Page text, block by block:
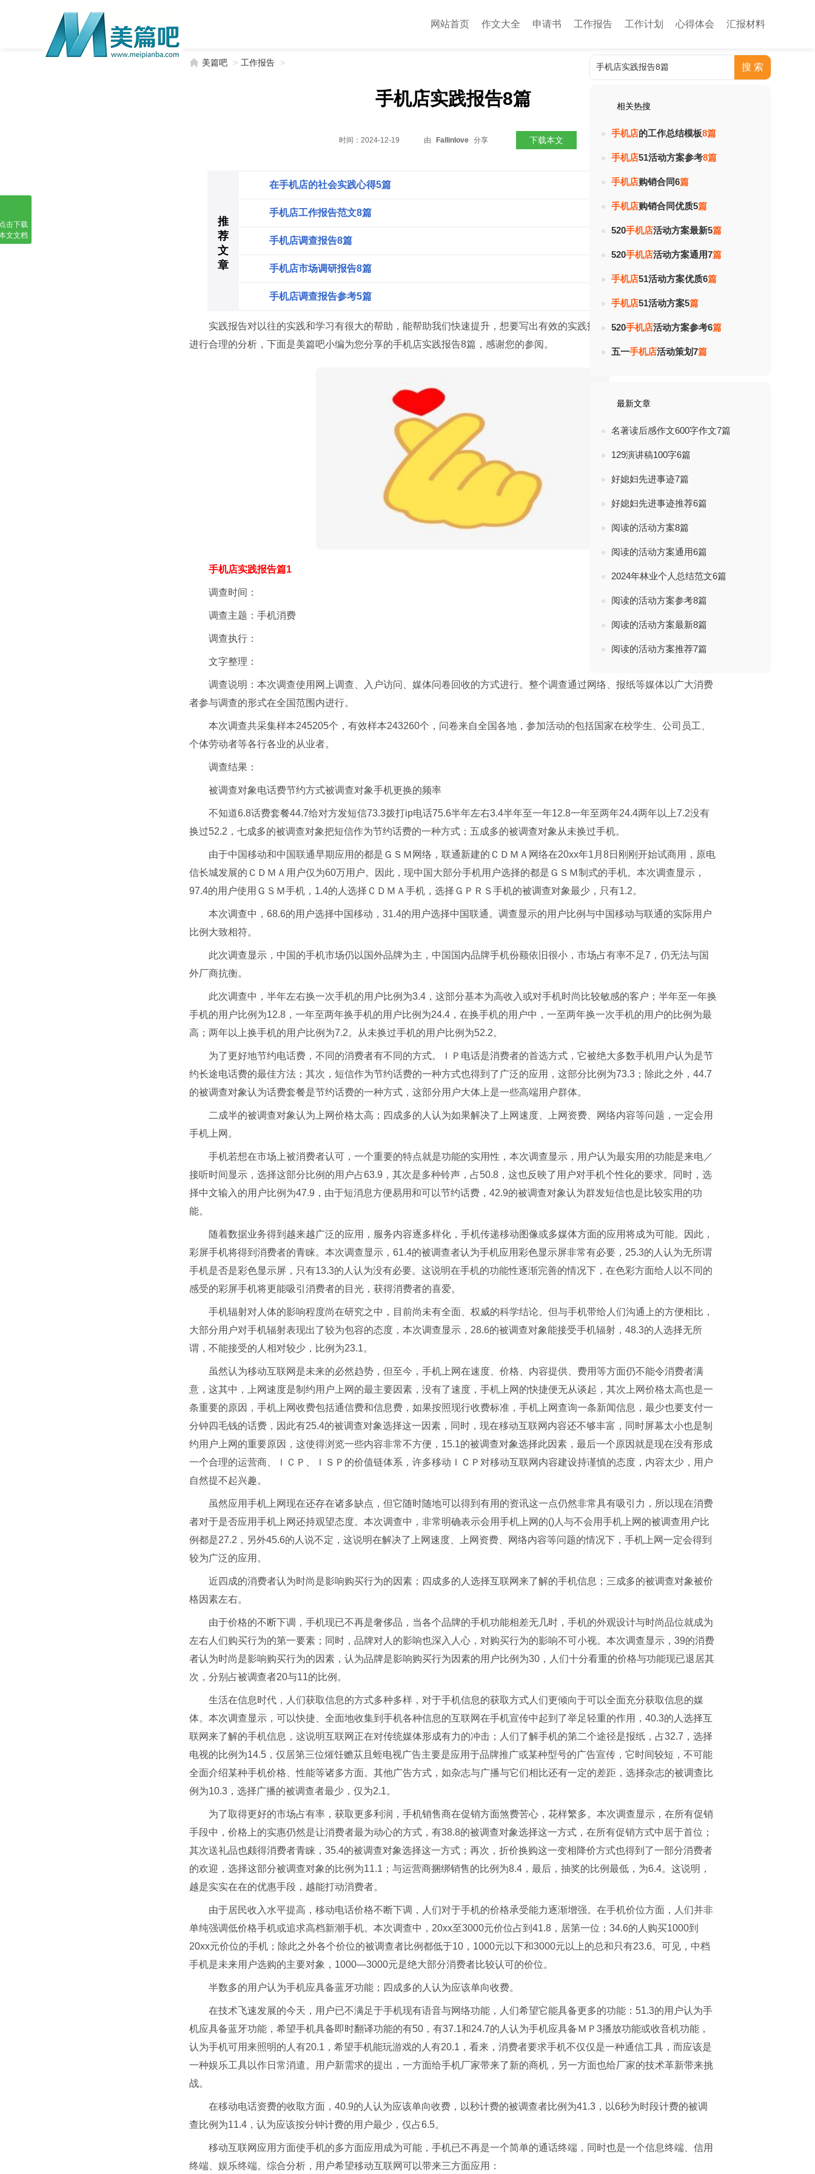
网站首页 作文大全 申请书 工作报告 工作计划 心得体会 汇报材料
美篇吧 > 工作报告 >
手机店实践报告8篇
时间： 2024-12-19 由 Fallinlove 分享 下载本文
推
荐
文
章
在手机店的社会实践心得5篇 热度：
手机店工作报告范文8篇 热度：
手机店调查报告8篇
手机店市场调研报告8篇
手机店调查报告参考5篇 热度：
实践报告对以往的实践和学习有很大的帮助，能帮助我们快速提升，想要写出有效的实践报告，就要对自己的实践情况
进行合理的分析，下面是美篇吧小编为您分享的手机店实践报告8篇，感谢您的参阅。
手机店实践报告篇1
调查时间：
调查主题：手机消费
调查执行：
文字整理：
调查说明：本次调查使用网上调查、入户访问、媒体问卷回收的方式进行。整个调查通过网络、报纸等媒体以广大消费
者参与调查的形式在全国范围内进行。
本次调查共采集样本245205个，有效样本243260个，问卷来自全国各地，参加活动的包括国家在校学生、公司员工、
个体劳动者等各行各业的从业者。
调查结果：
被调查对象电话费节约方式被调查对象手机更换的频率
不知道6.8话费套餐44.7给对方发短信73.3拨打ip电话75.6半年左右3.4半年至一年12.8一年至两年24.4两年以上7.2没有
换过52.2，七成多的被调查对象把短信作为节约话费的一种方式；五成多的被调查对象从未换过手机。
由于中国移动和中国联通早期应用的都是ＧＳＭ网络，联通新建的ＣＤＭＡ网络在20xx年1月8日刚刚开始试商用，原电
信长城发展的ＣＤＭＡ用户仅为60万用户。因此，现中国大部分手机用户选择的都是ＧＳＭ制式的手机。本次调查显示，
97.4的用户使用ＧＳＭ手机，1.4的人选择ＣＤＭＡ手机，选择ＧＰＲＳ手机的被调查对象最少，只有1.2。
本次调查中，68.6的用户选择中国移动，31.4的用户选择中国联通。调查显示的用户比例与中国移动与联通的实际用户
比例大致相符。
此次调查显示，中国的手机市场仍以国外品牌为主，中国国内品牌手机份额依旧很小，市场占有率不足7，仍无法与国
外厂商抗衡。
此次调查中，半年左右换一次手机的用户比例为3.4，这部分基本为高收入或对手机时尚比较敏感的客户；半年至一年换
手机的用户比例为12.8，一年至两年换手机的用户比例为24.4，在换手机的用户中，一至两年换一次手机的用户的比例为最
高；两年以上换手机的用户比例为7.2。从未换过手机的用户比例为52.2。
为了更好地节约电话费，不同的消费者有不同的方式。ＩＰ电话是消费者的首选方式，它被绝大多数手机用户认为是节
约长途电话费的最佳方法；其次，短信作为节约话费的一种方式也得到了广泛的应用，这部分比例为73.3；除此之外，44.7
的被调查对象认为话费套餐是节约话费的一种方式，这部分用户大体上是一些高端用户群体。
二成半的被调查对象认为上网价格太高；四成多的人认为如果解决了上网速度、上网资费、网络内容等问题，一定会用
手机上网。
手机若想在市场上被消费者认可，一个重要的特点就是功能的实用性，本次调查显示，用户认为最实用的功能是来电／
接听时间显示，选择这部分比例的用户占63.9，其次是多种铃声，占50.8，这也反映了用户对手机个性化的要求。同时，选
择中文输入的用户比例为47.9，由于短消息方便易用和可以节约话费，42.9的被调查对象认为群发短信也是比较实用的功
能。
随着数据业务得到越来越广泛的应用，服务内容逐多样化，手机传递移动图像或多媒体方面的应用将成为可能。因此，
彩屏手机将得到消费者的青睐。本次调查显示，61.4的被调查者认为手机应用彩色显示屏非常有必要，25.3的人认为无所谓
手机是否是彩色显示屏，只有13.3的人认为没有必要。这说明在手机的功能性逐渐完善的情况下，在色彩方面给人以不同的
感受的彩屏手机将更能吸引消费者的目光，获得消费者的喜爱。
手机辐射对人体的影响程度尚在研究之中，目前尚未有全面、权威的科学结论。但与手机带给人们沟通上的方便相比，
大部分用户对手机辐射表现出了较为包容的态度，本次调查显示，28.6的被调查对象能接受手机辐射，48.3的人选择无所
谓，不能接受的人相对较少，比例为23.1。
虽然认为移动互联网是未来的必然趋势，但至今，手机上网在速度、价格、内容提供、费用等方面仍不能令消费者满
意，这其中，上网速度是制约用户上网的最主要因素，没有了速度，手机上网的快捷便无从谈起，其次上网价格太高也是一
条重要的原因，手机上网收费包括通信费和信息费，如果按照现行收费标准，手机上网查询一条新闻信息，最少也要支付一
分钟四毛钱的话费，因此有25.4的被调查对象选择这一因素，同时，现在移动互联网内容还不够丰富，同时屏幕太小也是制
约用户上网的重要原因，这使得浏览一些内容非常不方便，15.1的被调查对象选择此因素，最后一个原因就是现在没有形成
一个合理的运营商、ＩＣＰ、ＩＳＰ的价值链体系，许多移动ＩＣＰ对移动互联网内容建设持谨慎的态度，内容太少，用户
自然提不起兴趣。
虽然应用手机上网现在还存在诸多缺点，但它随时随地可以得到有用的资讯这一点仍然非常具有吸引力，所以现在消费
者对于是否应用手机上网还持观望态度。本次调查中，非常明确表示会用手机上网的()人与不会用手机上网的被调查用户比
例都是27.2，另外45.6的人说不定，这说明在解决了上网速度、上网资费、网络内容等问题的情况下，手机上网一定会得到
较为广泛的应用。
近四成的消费者认为时尚是影响购买行为的因素；四成多的人选择互联网来了解的手机信息；三成多的被调查对象被价
格因素左右。
由于价格的不断下调，手机现已不再是奢侈品，当各个品牌的手机功能相差无几时，手机的外观设计与时尚品位就成为
左右人们购买行为的第一要素；同时，品牌对人的影响也深入人心，对购买行为的影响不可小视。本次调查显示，39的消费
者认为时尚是影响购买行为的因素，认为品牌是影响购买行为因素的用户比例为30，人们十分看重的价格与功能现已退居其
次，分别占被调查者20与11的比例。
生活在信息时代，人们获取信息的方式多种多样，对于手机信息的获取方式人们更倾向于可以全面充分获取信息的媒
体。本次调查显示，可以快捷、全面地收集到手机各种信息的互联网在手机宣传中起到了举足轻重的作用，40.3的人选择互
联网来了解的手机信息，这说明互联网正在对传统媒体形成有力的冲击；人们了解手机的第二个途径是报纸，占32.7，选择
电视的比例为14.5，仅居第三位熣饪赡苁且蛭电视广告主要是应用于品牌推广或某种型号的广告宣传，它时间较短，不可能
全面介绍某种手机价格、性能等诸多方面。其他广告方式，如杂志与广播与它们相比还有一定的差距，选择杂志的被调查比
例为10.3，选择广播的被调查者最少，仅为2.1。
为了取得更好的市场占有率，获取更多利润，手机销售商在促销方面煞费苦心，花样繁多。本次调查显示，在所有促销
手段中，价格上的实惠仍然是让消费者最为动心的方式，有38.8的被调查对象选择这一方式，在所有促销方式中居于首位；
其次送礼品也颇得消费者青睐，35.4的被调查对象选择这一方式；再次，折价换购这一变相降价方式也得到了一部分消费者
的欢迎，选择这部分被调查对象的比例为11.1；与运营商捆绑销售的比例为8.4，最后，抽奖的比例最低，为6.4。这说明，
越是实实在在的优惠手段，越能打动消费者。
由于居民收入水平提高，移动电话价格不断下调，人们对于手机的价格承受能力逐渐增强。在手机价位方面，人们并非
单纯强调低价格手机或追求高档新潮手机。本次调查中，20xx至3000元价位占到41.8，居第一位；34.6的人购买1000到
20xx元价位的手机；除此之外各个价位的被调查者比例都低于10，1000元以下和3000元以上的总和只有23.6。可见，中档
手机是未来用户选购的主要对象，1000—3000元是绝大部分消费者比较认可的价位。
半数多的用户认为手机应具备蓝牙功能；四成多的人认为应该单向收费。
在技术飞速发展的今天，用户已不满足于手机现有语音与网络功能，人们希望它能具备更多的功能：51.3的用户认为手
机应具备蓝牙功能，希望手机具备即时翻译功能的有50，有37.1和24.7的人认为手机应具备ＭＰ3播放功能或收音机功能，
认为手机可用来照明的人有20.1，希望手机能玩游戏的人有20.1，看来，消费者要求手机不仅仅是一种通信工具，而应该是
一种娱乐工具以作日常消遣。用户新需求的提出，一方面给手机厂家带来了新的商机，另一方面也给厂家的技术革新带来挑
战。
在移动电话资费的收取方面，40.9的人认为应该单向收费，以秒计费的被调查者比例为41.3，以6秒为时段计费的被调
查比例为11.4，认为应该按分钟计费的用户最少，仅占6.5。
移动互联网应用方面使手机的多方面应用成为可能，手机已不再是一个简单的通话终端，同时也是一个信息终端、信用
终端、娱乐终端。综合分析，用户希望移动互联网可以带来三方面应用：
相关热搜
手机店的工作总结模板8篇
手机店51活动方案参考8篇
手机店购销合同6篇
手机店购销合同优质5篇
520手机店活动方案最新5篇
520手机店活动方案通用7篇
手机店51活动方案优质6篇
手机店51活动方案5篇
520手机店活动方案参考6篇
五一手机店活动策划7篇
最新文章
名著读后感作文600字作文7篇
129演讲稿100字6篇
好媳妇先进事迹7篇
好媳妇先进事迹推荐6篇
阅读的活动方案8篇
阅读的活动方案通用6篇
2024年林业个人总结范文6篇
阅读的活动方案参考8篇
阅读的活动方案最新8篇
阅读的活动方案推荐7篇
击下载
文文档